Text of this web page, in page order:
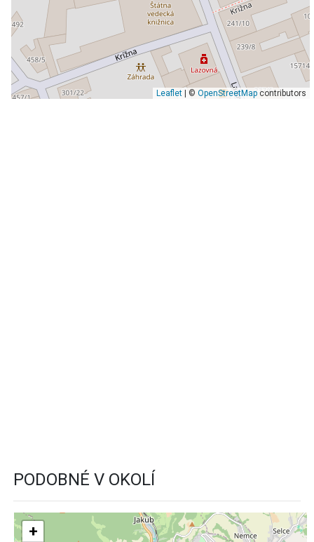
Leaflet| © OpenStreetMapcontributors
PODOBNÉ V OKOLÍ
+